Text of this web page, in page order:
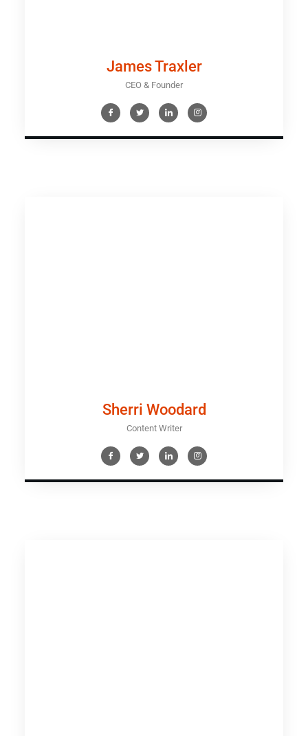
James Traxler
CEO & Founder
Sherri Woodard
Content Writer